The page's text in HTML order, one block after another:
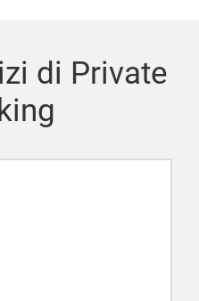
di Private